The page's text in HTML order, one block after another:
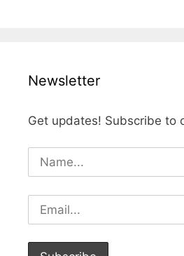
Newsletter
Get updates! Subscribe to